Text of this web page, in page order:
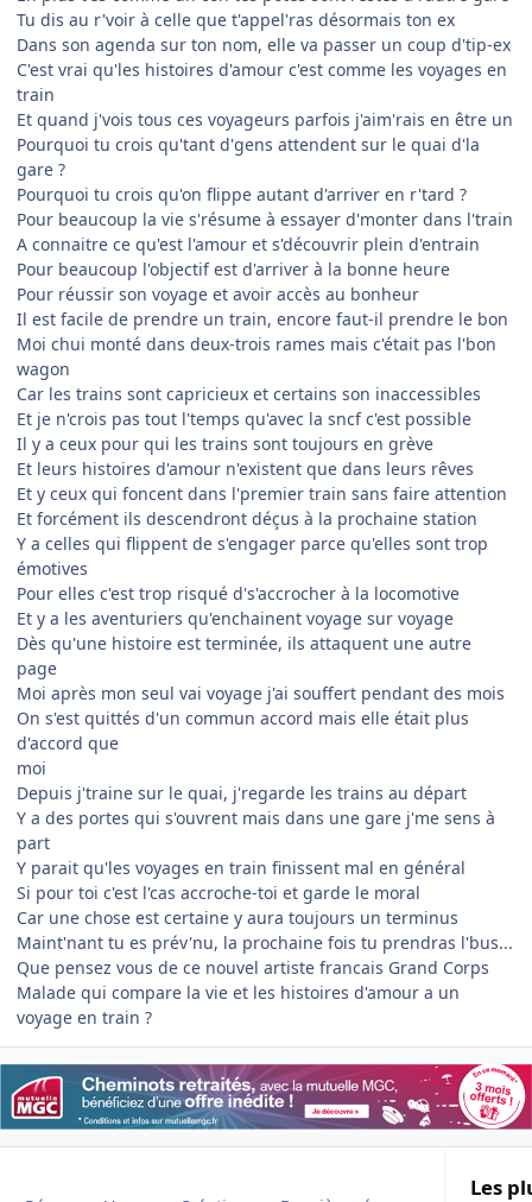
Tu dis au r'voir à celle que t'appel'ras désormais ton ex
Dans son agenda sur ton nom, elle va passer un coup d'tip-ex
C'est vrai qu'les histoires d'amour c'est comme les voyages en
train
Et quand j'vois tous ces voyageurs parfois j'aim'rais en être un
Pourquoi tu crois qu'tant d'gens attendent sur le quai d'la
gare ?
Pourquoi tu crois qu'on flippe autant d'arriver en r'tard ?
Pour beaucoup la vie s'résume à essayer d'monter dans l'train
A connaitre ce qu'est l'amour et s'découvrir plein d'entrain
Pour beaucoup l'objectif est d'arriver à la bonne heure
Pour réussir son voyage et avoir accès au bonheur
Il est facile de prendre un train, encore faut-il prendre le bon
Moi chui monté dans deux-trois rames mais c'était pas l'bon
wagon
Car les trains sont capricieux et certains son inaccessibles
Et je n'crois pas tout l'temps qu'avec la sncf c'est possible
Il y a ceux pour qui les trains sont toujours en grève
Et leurs histoires d'amour n'existent que dans leurs rêves
Et y ceux qui foncent dans l'premier train sans faire attention
Et forcément ils descendront déçus à la prochaine station
Y a celles qui flippent de s'engager parce qu'elles sont trop
émotives
Pour elles c'est trop risqué d's'accrocher à la locomotive
Et y a les aventuriers qu'enchainent voyage sur voyage
Dès qu'une histoire est terminée, ils attaquent une autre
page
Moi après mon seul vai voyage j'ai souffert pendant des mois
On s'est quittés d'un commun accord mais elle était plus
d'accord que
moi
Depuis j'traine sur le quai, j'regarde les trains au départ
Y a des portes qui s'ouvrent mais dans une gare j'me sens à
part
Y parait qu'les voyages en train finissent mal en général
Si pour toi c'est l'cas accroche-toi et garde le moral
Car une chose est certaine y aura toujours un terminus
Maint'nant tu es prév'nu, la prochaine fois tu prendras l'bus...
Que pensez vous de ce nouvel artiste francais Grand Corps
Malade qui compare la vie et les histoires d'amour a un
voyage en train ?
Les